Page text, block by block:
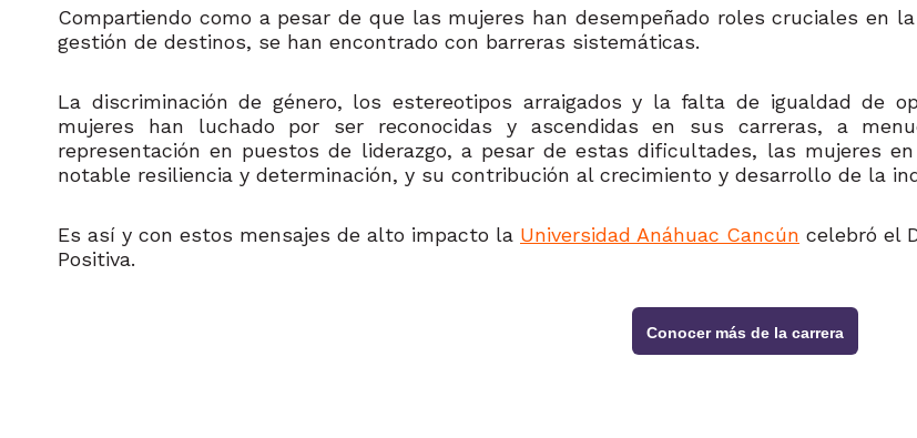
Compartiendo como a pesar de que las mujeres han desempeñado roles cruciales
gestión de destinos, se han encontrado con barreras sistemáticas.
La discriminación de género, los estereotipos arraigados y la falta de igualdad de
mujeres han luchado por ser reconocidas y ascendidas en sus carreras, a
representación en puestos de liderazgo, a pesar de estas dificultades, las mujeres
notable resiliencia y determinación, y su contribución al crecimiento y desarrollo de la
Es así y con estos mensajes de alto impacto la Universidad Anáhuac Cancún celebró el
Positiva.
Conocer más de la carrera